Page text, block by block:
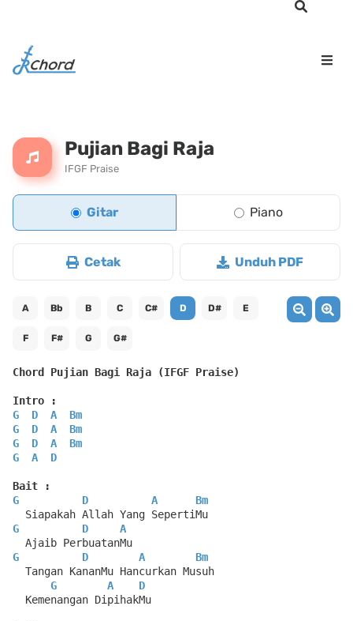
Pujian Bagi Raja
IFGF Praise
Gitar Piano
Cetak Unduh PDF
A Bb B C C# D D# E
F F# G G#
Chord Pujian Bagi Raja (IFGF Praise)
Intro :
G
D A
Bm
G
D A
Bm
G
D A
Bm
G
A D
Bait :
G
D A
Bm
  Siapakah Allah Yang SepertiMu
G
D
A
  Ajaib PerbuatanMu
G
D A
Bm
  Tangan KananMu Hancurkan Musuh
G
A
D
  Kemenangan DipihakMu